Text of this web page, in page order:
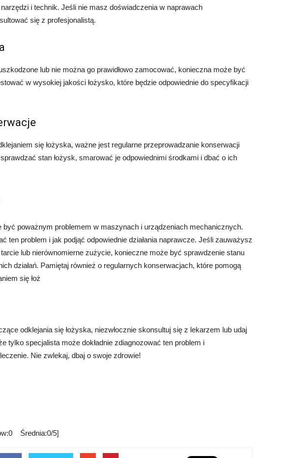
i technik. Jeśli nie masz doświadczenia w naprawach
się z profesjonalistą.
lub nie można go prawidłowo zamocować, konieczna może być
w wysokiej jakości łożysko, które będzie odpowiednie do specyfikacji
się łożyska, ważne jest regularne przeprowadzanie konserwacji
stan łożysk, smarować je odpowiednimi środkami i dbać o ich
być poważnym problemem w maszynach i urządzeniach mechanicznych.
ten problem i jak podjąć odpowiednie działania naprawcze. Jeśli zauważysz
lub nierównomierne zużycie, konieczne może być sprawdzenie stanu
działań. Pamiętaj również o regularnych konserwacjach, które pomogą
się łoż
odklejania się łożyska, niezwłocznie skonsultuj się z lekarzem lub udaj
tylko specjalista może dokładnie zdiagnozować ten problem i
Nie zwlekaj, dbaj o swoje zdrowie!
Średnia:0/5]